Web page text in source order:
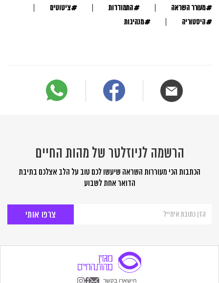
#מעורר השראה #התמודדות #ציטוטים
#היסטוריה #מנהיגות
הרשמה לניוזלטר של מהות החיים
הכתבות הכי מעוררות השראה שיעשו לכם טוב על הלב אצלכם בתיבת
הדואר אחת לשבוע
לניוזלטר
החיים
הישארו בקשר